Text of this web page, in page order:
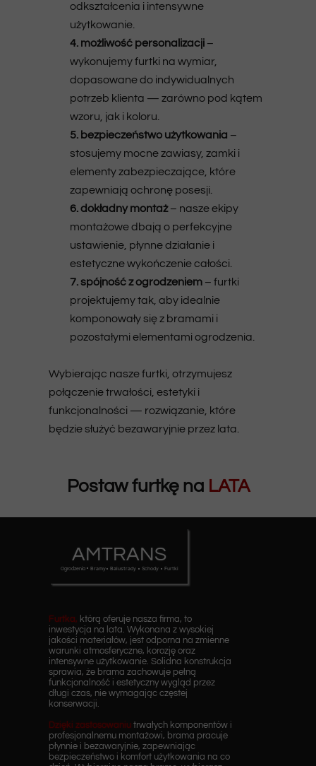
odkształcenia i intensywne
użytkowanie.
4. możliwość personalizacji –
wykonujemy furtki na wymiar,
dopasowane do indywidualnych
potrzeb klienta — zarówno pod kątem
wzoru, jak i koloru.
5. bezpieczeństwo użytkowania –
stosujemy mocne zawiasy, zamki i
elementy zabezpieczające, które
zapewniają ochronę posesji.
6. dokładny montaż– nasze ekipy
montażowe dbają o perfekcyjne
ustawienie, płynne działanie i
estetyczne wykończenie całości.
7. spójność z ogrodzeniem – furtki
projektujemy tak, aby idealnie
komponowały się z bramami i
pozostałymi elementami ogrodzenia.
Wybierając nasze furtki, otrzymujesz
połączenie trwałości, estetyki i
funkcjonalności — rozwiązanie, które
będzie służyć bezawaryjnie przez lata.
Furtka, którą oferuje nasza firma, to
inwestycja na lata. Wykonana z wysokiej
jakości materiałów, jest odporna na zmienne
warunki atmosferyczne, korozję oraz
intensywne użytkowanie. Solidna konstrukcja
sprawia, że brama zachowuje pełną
funkcjonalność i estetyczny wygląd przez
długi czas, nie wymagając częstej
konserwacji.
Dzięki zastosowaniu trwałych komponentów i
profesjonalnemu montażowi, brama pracuje
płynnie i bezawaryjnie, zapewniając
bezpieczeństwo i komfort użytkowania na co
Postaw furtkę na LATA
AMTRANS
Ogrodzenia • Bramy• Balustrady • Schody • Furtki